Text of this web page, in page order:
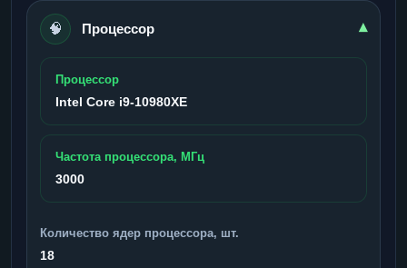
🧠 Процессор ▾
Процессор
Intel Core i9-10980XE
Частота процессора, МГц
3000
Количество ядер процессора, шт.
18